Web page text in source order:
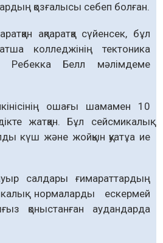
қозғалысы себеп болған.
ақпаратқа сүйенсек, бұл
колледжінің тектоника
Белл мәлімдеме
ошағы шамамен 10
жатқан. Бұл сейсмикалық
күш және жойқын қуатұа ие
салдары ғимараттардың
нормаларды ескермей
қоныстанған аудандарда